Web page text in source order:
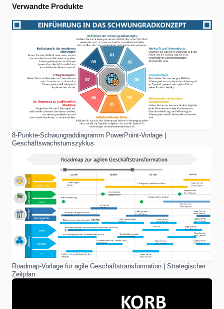
Verwandte Produkte
8-Punkte-Schwungraddiagramm PowerPoint-Vorlage |
Geschäftswachstumszyklus
Roadmap-Vorlage für agile Geschäftstransformation | Strategischer
Zeitplan